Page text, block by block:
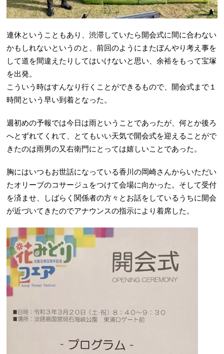
連休ということもあり、渋滞していたら開会式に間に合わない
かもしれないというのと、前回のようにまたぼんやり考え事を
して道を間違えたりしてはいけないと思い、余裕をもって宝塚
を出発。
こういう時はすんなり行くことができるもので、開会式まで１
時間という早い到着となった。
週初めの予報では今日は雨ということであったが、何とか後ろ
へとずれてくれて、とてもいい天気で開会式を迎えることがで
きたのは雨男の又右衛門にとっては嬉しいことであった。
胸にはいつもお世話になっている香川の岡崎さんからいただい
たオリーブのコサージュをつけて会場に向かった。そして受付
を済ませ、しばらく関係者の方々とお話をしているうちに開会
が近づいてきたのでアナウンスの指示により着席した。